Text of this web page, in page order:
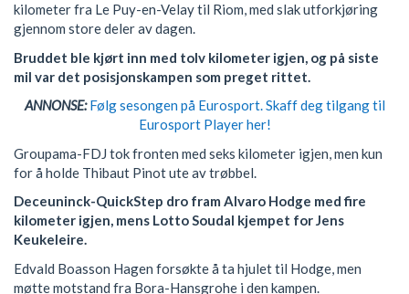
kilometer fra Le Puy-en-Velay til Riom, med slak utforkjøring
gjennom store deler av dagen.
Bruddet ble kjørt inn med tolv kilometer igjen, og på siste
mil var det posisjonskampen som preget rittet.
ANNONSE: Følg sesongen på Eurosport. Skaff deg tilgang til
Eurosport Player her!
Groupama-FDJ tok fronten med seks kilometer igjen, men kun
for å holde Thibaut Pinot ute av trøbbel.
Deceuninck-QuickStep dro fram Alvaro Hodge med fire
kilometer igjen, mens Lotto Soudal kjempet for Jens
Keukeleire.
Edvald Boasson Hagen forsøkte å ta hjulet til Hodge, men
møtte motstand fra Bora-Hansgrohe i den kampen.